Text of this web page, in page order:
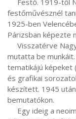
festőművésznél
1925-ben
Párizsban képezte
mutatta be
tematikájú képeket
és grafikai
készített. 1945
bemutatókon.